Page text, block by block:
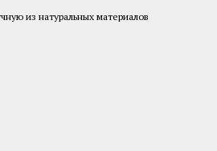
из натуральных материалов